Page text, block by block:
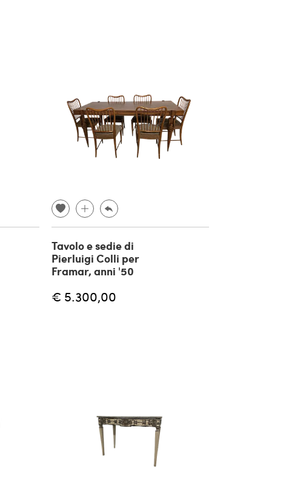
Tavolo e sedie di
Pierluigi Colli per
Framar, anni '50
€ 5.300,00